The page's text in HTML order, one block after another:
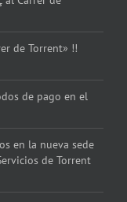
de Torrent» !!
de pago en el
en la nueva sede
de Torrent